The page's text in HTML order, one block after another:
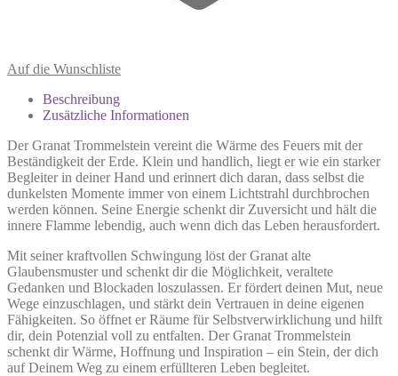
Auf die Wunschliste
Beschreibung
Zusätzliche Informationen
Der Granat Trommelstein vereint die Wärme des Feuers mit der
Beständigkeit der Erde. Klein und handlich, liegt er wie ein starker
Begleiter in deiner Hand und erinnert dich daran, dass selbst die
dunkelsten Momente immer von einem Lichtstrahl durchbrochen
werden können. Seine Energie schenkt dir Zuversicht und hält die
innere Flamme lebendig, auch wenn dich das Leben herausfordert.
Mit seiner kraftvollen Schwingung löst der Granat alte
Glaubensmuster und schenkt dir die Möglichkeit, veraltete
Gedanken und Blockaden loszulassen. Er fördert deinen Mut, neue
Wege einzuschlagen, und stärkt dein Vertrauen in deine eigenen
Fähigkeiten. So öffnet er Räume für Selbstverwirklichung und hilft
dir, dein Potenzial voll zu entfalten. Der Granat Trommelstein
schenkt dir Wärme, Hoffnung und Inspiration – ein Stein, der dich
auf Deinem Weg zu einem erfüllteren Leben begleitet.